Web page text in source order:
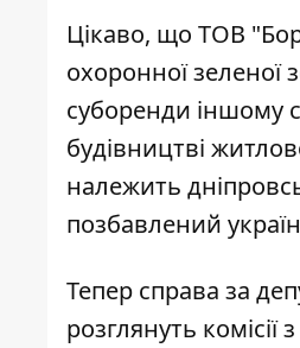
Цікаво, що ТОВ
охоронної зеленої
суборенди іншому
будівництві
належить
позбавлений
Тепер справа за
розглянуть